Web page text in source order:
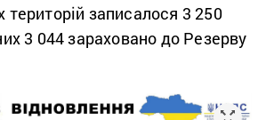
територій записалося 3 250
3 044 зараховано до Резерву